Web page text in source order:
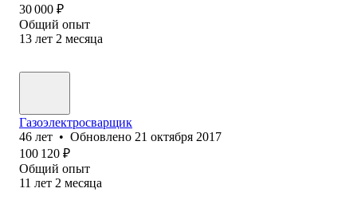
30 000 ₽
Общий опыт
13 лет 2 месяца
Газоэлектросварщик
46 лет • Обновлено 21 октября 2017
100 120 ₽
Общий опыт
11 лет 2 месяца